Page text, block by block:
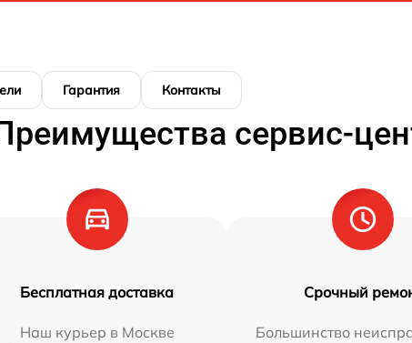
Гарантия Контакты
сервис-
Бесплатная доставка
Наш курьер в Москве
Срочный
Большинство